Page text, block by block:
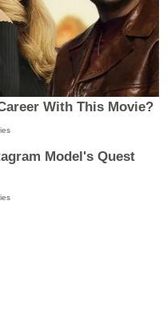
With This Movie?
Model's Quest